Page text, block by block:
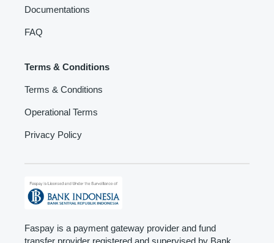
Documentations
FAQ
Terms & Conditions
Terms & Conditions
Operational Terms
Privacy Policy
Faspay is a payment gateway provider and fund